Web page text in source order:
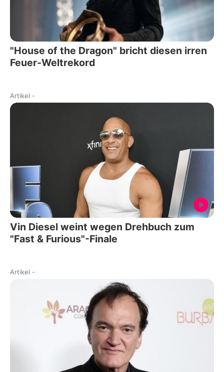
"House of the Dragon" bricht diesen irren
Feuer-Weltrekord
Artikel -
Vin Diesel weint wegen Drehbuch zum
"Fast & Furious"-Finale
Artikel -